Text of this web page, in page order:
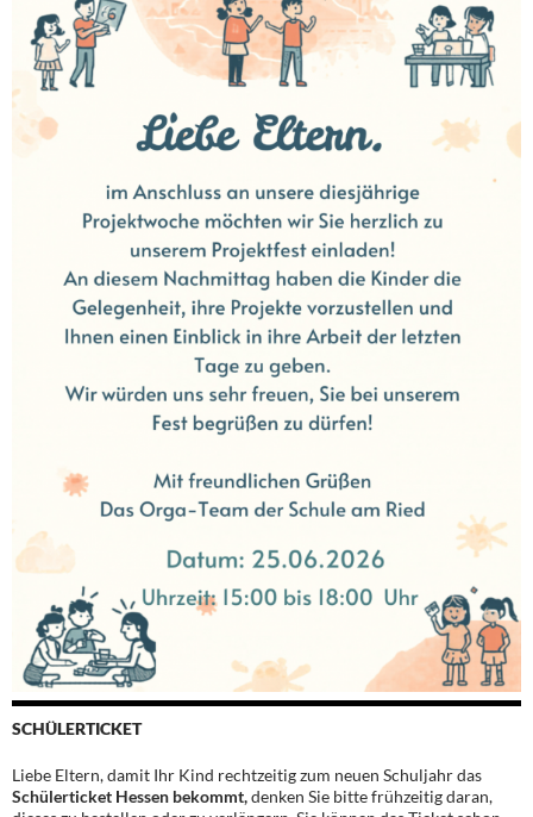
SCHÜLERTICKET
Liebe Eltern, damit Ihr Kind rechtzeitig zum neuen Schuljahr das
Schülerticket Hessen bekommt,denken Sie bitte frühzeitig daran,